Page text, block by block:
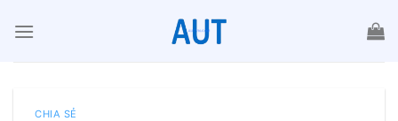
đến
CHIA SẺ